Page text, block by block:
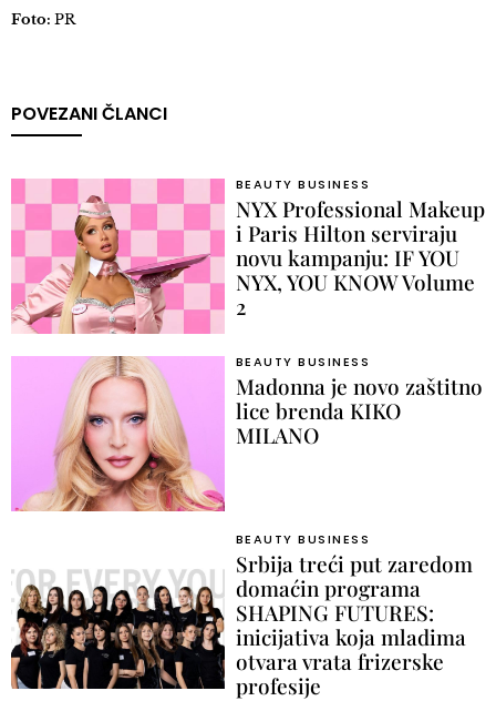
Foto: PR
POVEZANI ČLANCI
BEAUTY BUSINESS
NYX Professional Makeup
i Paris Hilton serviraju
novu kampanju: IF YOU
NYX, YOU KNOW Volume
2
BEAUTY BUSINESS
Madonna je novo zaštitno
lice brenda KIKO
MILANO
BEAUTY BUSINESS
Srbija treći put zaredom
domaćin programa
SHAPING FUTURES:
inicijativa koja mladima
otvara vrata frizerske
profesije